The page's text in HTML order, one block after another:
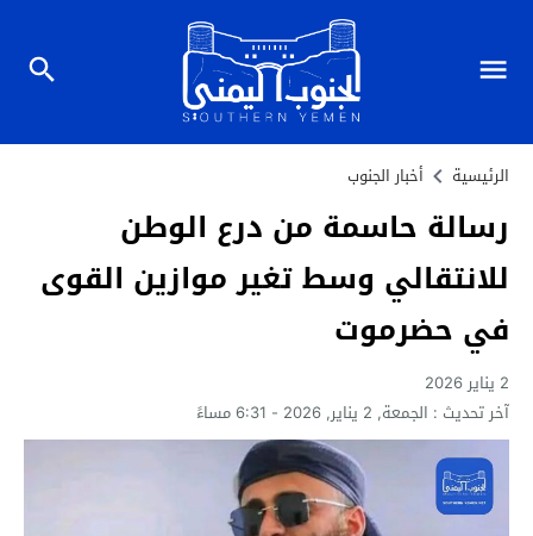
الرئيسية أخبار الجنوب
رسالة حاسمة من درع الوطن
للانتقالي وسط تغير موازين القوى
في حضرموت
2 يناير 2026
آخر تحديث : الجمعة, 2 يناير, 2026 - 6:31 مساءً